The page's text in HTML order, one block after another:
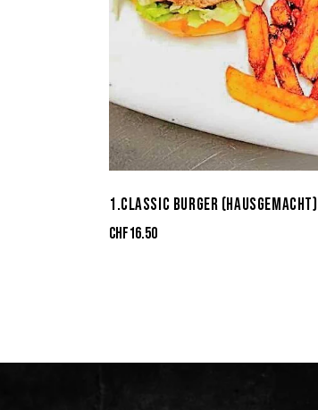
1.CLASSIC BURGER (HAUSGEMACHT)
CHF16.50